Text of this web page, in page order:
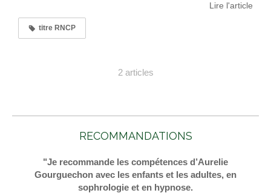
Lire l'article
titre RNCP
2 articles
RECOMMANDATIONS
"Je recommande les compétences d’Aurelie
Gourguechon avec les enfants et les adultes, en
sophrologie et en hypnose.